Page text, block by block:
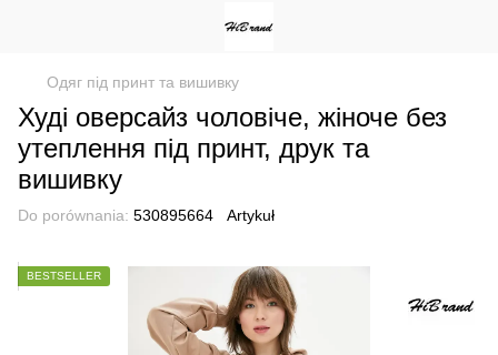
Одяг під принт та вишивку
Худі оверсайз чоловіче, жіноче без
утеплення під принт, друк та
вишивку
Do porównania: 530895664 Artykuł
BESTSELLER